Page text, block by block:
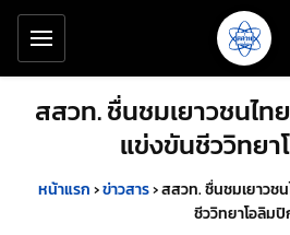
ข้ามไปยังเนื้อหาหลัก
เครื่องมือช่วยเหลือ
สสวท. ชื่นชมเยาวชนไท
แข่งขันชีววิทยา
หน้าแรก›ข่าวสาร›สสวท. ชื่นชมเยาวช
ชีววิทยาโอลิมปิ